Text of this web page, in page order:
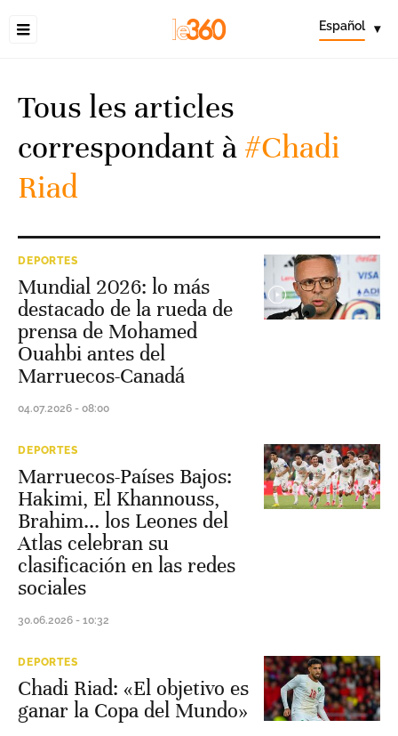
Español ▾
Tous les articles
correspondant à#Chadi
Riad
DEPORTES
Mundial 2026: lo más
destacado de la rueda de
prensa de Mohamed
Ouahbi antes del
Marruecos-Canadá
04.07.2026 - 08:00
DEPORTES
Marruecos-Países Bajos:
Hakimi, El Khannouss,
Brahim... los Leones del
Atlas celebran su
clasificación en las redes
sociales
30.06.2026 - 10:32
DEPORTES
Chadi Riad: «El objetivo es
ganar la Copa del Mundo»